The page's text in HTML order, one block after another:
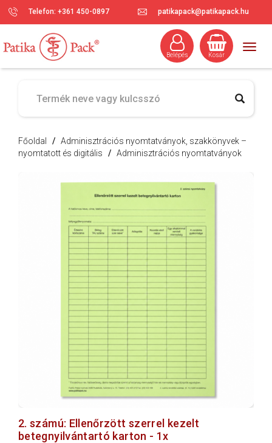
Telefon: +361 450-0897 patikapack@patikapack.hu
Kosár
Belépés
Főoldal / Adminisztrációs nyomtatványok, szakkönyvek –
nyomtatott és digitális / Adminisztrációs nyomtatványok
2. számú: Ellenőrzött szerrel kezelt
betegnyilvántartó karton - 1x